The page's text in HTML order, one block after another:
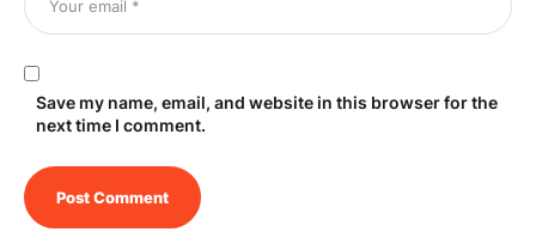
Save my name, email, and website in this browser for the
next time I comment.